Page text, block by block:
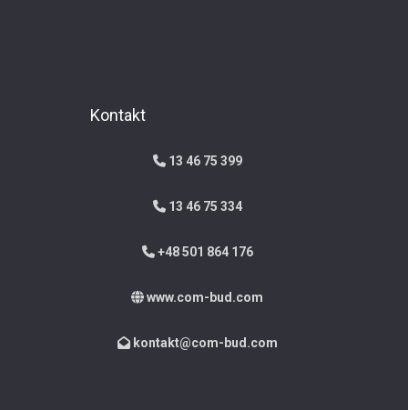
Kontakt
13 46 75 399
13 46 75 334
+48 501 864 176
www.com-bud.com
kontakt@com-bud.com